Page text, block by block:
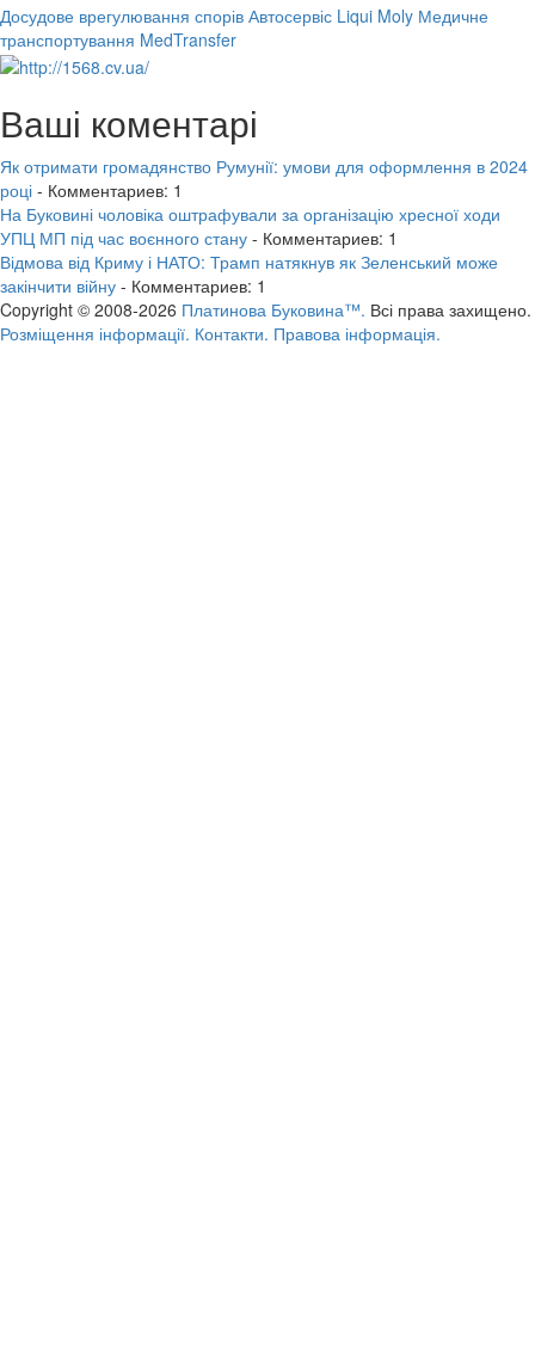
Досудове врегулювання спорів Автосервіс Liqui Moly Медичне
транспортування MedTransfer
Ваші коментарі
Як отримати громадянство Румунії: умови для оформлення в 2024
році - Комментариев: 1
На Буковині чоловіка оштрафували за організацію хресної ходи
УПЦ МП під час воєнного стану - Комментариев: 1
Відмова від Криму і НАТО: Трамп натякнув як Зеленський може
закінчити війну - Комментариев: 1
Copyright © 2008-2026 Платинова Буковина™. Всі права захищено.
Розміщення інформації. Контакти. Правова інформація.